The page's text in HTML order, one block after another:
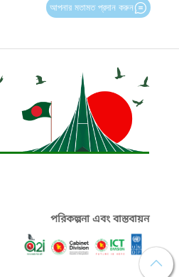
আপনার মতামত প্রদান করুন
পরিকল্পনা এবং বাস্তবায়ন